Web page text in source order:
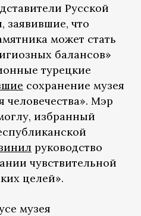
Русской
заявившие, что
может стать
балансов»
турецкие
сохранение музея
человечества». Мэр
избранный
руководство
чувствительной
целей».
музея